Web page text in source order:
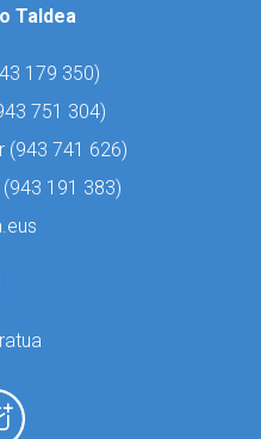
Taldea
179 350)
751 304)
(943 741 626)
943 191 383)